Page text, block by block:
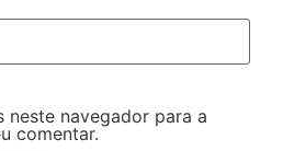
neste navegador para a
comentar.